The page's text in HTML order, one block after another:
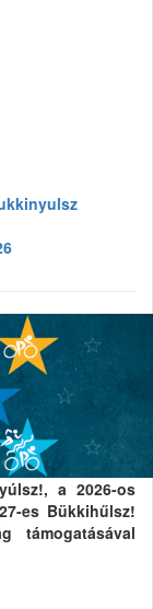
a 2026-os
es Bükkihűlsz!
támogatásával